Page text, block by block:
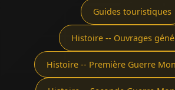
Guides touristiques
Histoire -- Ouvrages
Histoire -- Première Guerre